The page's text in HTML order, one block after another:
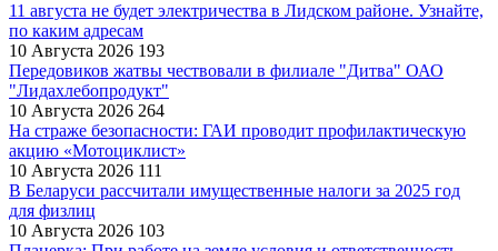
11 августа не будет электричества в Лидском районе. Узнайте,
по каким адресам
10 Августа 2026 193
Передовиков жатвы чествовали в филиале "Дитва" ОАО
"Лидахлебопродукт"
10 Августа 2026 264
На страже безопасности: ГАИ проводит профилактическую
акцию «Мотоциклист»
10 Августа 2026 111
В Беларуси рассчитали имущественные налоги за 2025 год
для физлиц
10 Августа 2026 103